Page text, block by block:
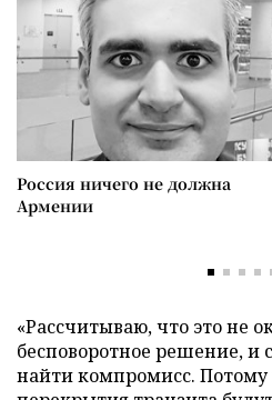
Россия ничего не должна
Армении
«Рассчитываю, что это не
бесповоротное решение, и
найти компромисс. Потому